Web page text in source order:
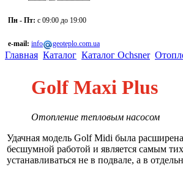
Пн - Пт: с 09:00 до 19:00
e-mail: info geoteplo.com.ua
Главная Каталог Каталог Ochsner
Golf Maxi Plus
Отопление тепловым насосом
Удачная модель Golf Midi была
бесшумной работой и является самым
устанавливаться не в подвале, а в